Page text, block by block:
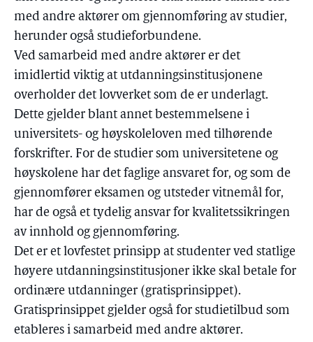
med andre aktører om gjennomføring av studier,
herunder også studieforbundene.
Ved samarbeid med andre aktører er det
imidlertid viktig at utdanningsinstitusjonene
overholder det lovverket som de er underlagt.
Dette gjelder blant annet bestemmelsene i
universitets- og høyskoleloven med tilhørende
forskrifter. For de studier som universitetene og
høyskolene har det faglige ansvaret for, og som de
gjennomfører eksamen og utsteder vitnemål for,
har de også et tydelig ansvar for kvalitetssikringen
av innhold og gjennomføring.
Det er et lovfestet prinsipp at studenter ved statlige
høyere utdanningsinstitusjoner ikke skal betale for
ordinære utdanninger (gratisprinsippet).
Gratisprinsippet gjelder også for studietilbud som
etableres i samarbeid med andre aktører.